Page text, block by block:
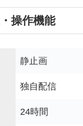
操作機能
静止画
独自配信
24時間